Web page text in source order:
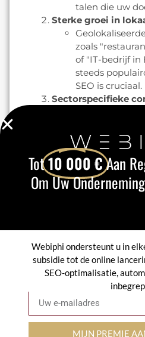
talen die uw
Sterke groei in
zoals
of "IT-bedrijf in
steeds
SEO is cruciaal.
Sectorspecifieke
essentieel als u
onderscheiden
Tips om uw
klanten in
Gebruik tools
Planner of
zoekwoorden
Nederlands en
Gelokaliseerde
Pas uw teksten
Tot10 000 €Aan
Om Uw
Webiphi ondersteunt u in
subsidie tot de online
SEO-optimalisatie,
MIJN PREMIE